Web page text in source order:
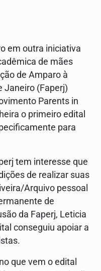
em outra iniciativa
de mães
de Amparo à
Janeiro (Faperj)
Parents in
o primeiro edital
para
tem interesse que
de realizar suas
Arquivo pessoal
de
da Faperj, Leticia
conseguiu apoiar a
que vem o edital